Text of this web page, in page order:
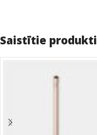
Saistītie produkti